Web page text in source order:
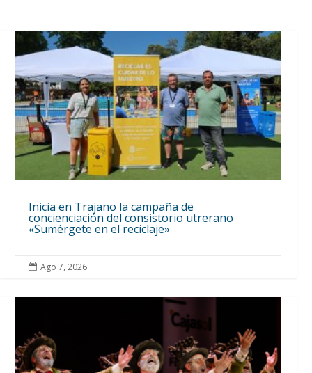
Inicia en Trajano la campaña de
concienciación del consistorio utrerano
«Sumérgete en el reciclaje»
 Ago 7, 2026